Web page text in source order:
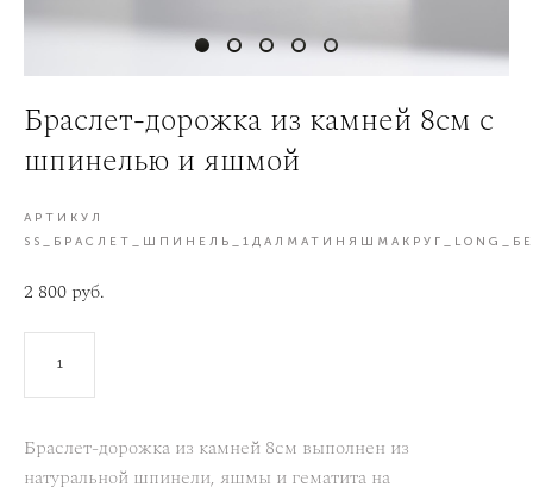
Браслет-дорожка из камней 8см с
шпинелью и яшмой
АРТИКУЛ
2 800 pуб.
Браслет-дорожка из камней 8см выполнен из
натуральной шпинели, яшмы и гематита на